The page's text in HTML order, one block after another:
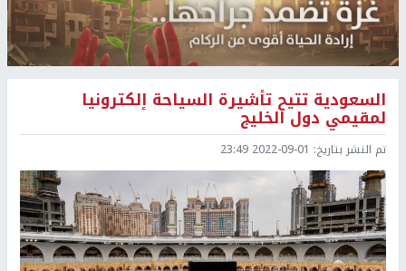
السعودية تتيح تأشيرة السياحة إلكترونيا
لمقيمي دول الخليج
تم النشر بتاريخ: 2022-09-01 23:49